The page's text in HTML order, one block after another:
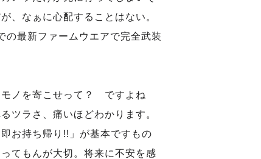
、なぁに心配することはない。
の最新ファームウエアで完全武装
モノを寄こせって？ ですよね
ツラさ、痛いほどわかります。
お持ち帰り!!」が基本ですもの
てもんが大切。将来に不安を感